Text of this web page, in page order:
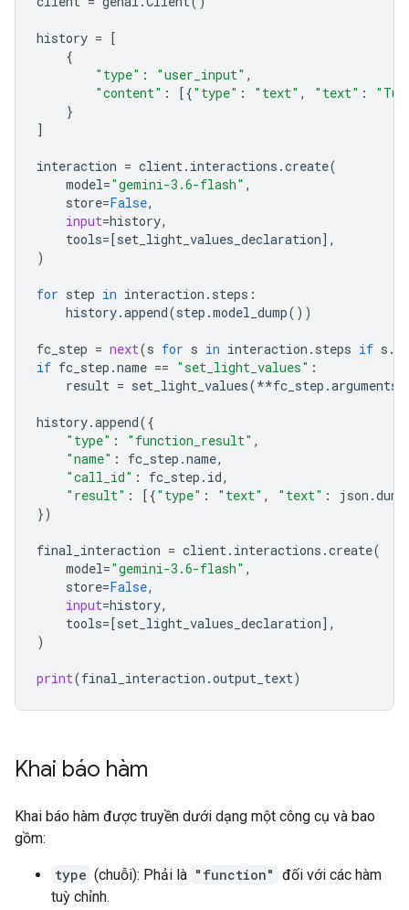
history =
[
{
"type" : "user_input" ,
"content" : [{"type" : "text" , "text" :
}
]
interaction = client. interactions .create(
model="gemini-3.6-flash" ,
store=False,
input=history,
tools= [set_light_values_declaration],
)
for step in interaction . steps :
history.append(step .model_dump())
fc_step = next(s for s in interaction . steps if s .
if fc_step .name == "set_light_values" :
result = set_light_values(**fc_step .arguments
history.append({
"type" : "function_result" ,
"name" : fc_step .name,
"call_id" : fc_step . id,
"result" : [{"type" : "text" , "text" : json .
})
final_interaction = client. interactions .create(
model="gemini-3.6-flash" ,
store=False,
input=history,
tools= [set_light_values_declaration],
)
print(final_interaction .output_text)
Khai báo hàm
Khai báo hàm được truyền dưới dạng một công cụ và bao
gồm:
type (chuỗi): Phải là "function" đối với các hàm
tuỳ chỉnh.